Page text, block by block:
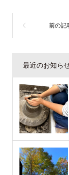
最近のお知ら